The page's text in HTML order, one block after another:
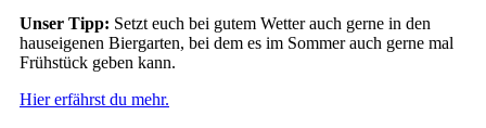
Unser Tipp: Setzt euch bei gutem Wetter auch gerne in den
hauseigenen Biergarten, bei dem es im Sommer auch gerne mal
Frühstück geben kann.
Hier erfährst du mehr.